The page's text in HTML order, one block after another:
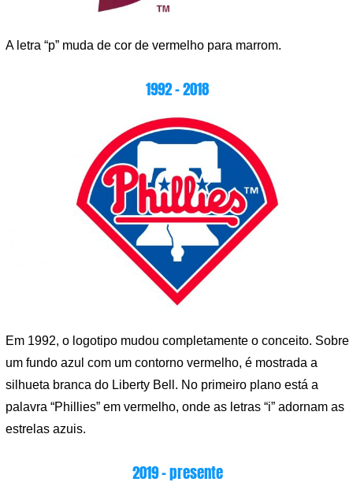
A letra “p” muda de cor de vermelho para marrom.
1992 – 2018
Em 1992, o logotipo mudou completamente o conceito. Sobre
um fundo azul com um contorno vermelho, é mostrada a
silhueta branca do Liberty Bell. No primeiro plano está a
palavra “Phillies” em vermelho, onde as letras “i” adornam as
estrelas azuis.
2019 – presente